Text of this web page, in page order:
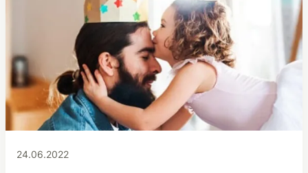
24.06.2022